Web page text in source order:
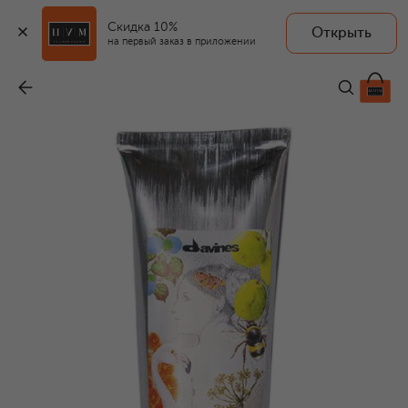
Скидка 10%
на первый заказ в приложении
Открыть
DAVINES
4 390 ₽